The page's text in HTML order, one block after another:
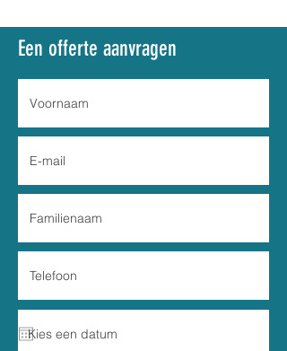
Een offerte aanvragen